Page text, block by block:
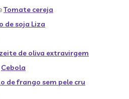
Tomate cereja
de soja Liza
de oliva extravirgem
Cebola
de frango sem pele cru